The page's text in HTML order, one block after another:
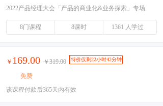
2022产品经理大会「产品的商业化&业务探索」专场
8门课程 8课时 1361 人学过
￥ 169.00 ￥319.00 特价仅剩22小时42分钟
免费
该课程付款后365天内有效